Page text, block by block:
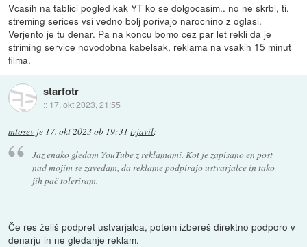
Vcasih na tablici pogled kak YT ko se dolgocasim.. no ne skrbi, ti.
streming serices vsi vedno bolj porivajo narocnino z oglasi.
Verjento je tu denar. Pa na koncu bomo cez par let rekli da je
striming service novodobna kabelsak, reklama na vsakih 15 minut
filma.
starfotr
:: 17. okt 2023, 21:55
mtosev je 17. okt 2023 ob 19:31 izjavil:
Jaz enako gledam YouTube z reklamami. Kot je zapisano en post
nad mojim se zavedam, da reklame podpirajo ustvarjalce in tako
jih pač toleriram.
Če res želiš podpret ustvarjalca, potem izbereš direktno podporo v
denarju in ne gledanje reklam.